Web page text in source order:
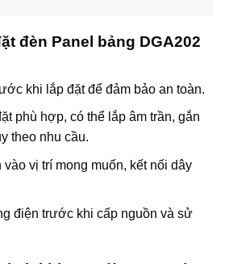
đèn Panel bảng DGA202
khi lắp đặt để đảm bảo an toàn.
phù hợp, có thể lắp âm trần, gắn
theo nhu cầu.
vị trí mong muốn, kết nối dây
điện trước khi cấp nguồn và sử